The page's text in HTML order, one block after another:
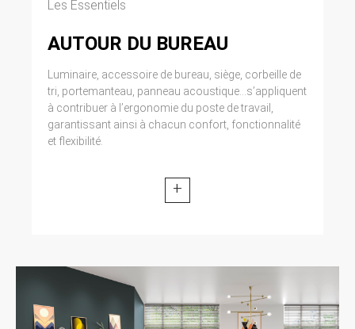
Les Essentiels
AUTOUR DU BUREAU
Luminaire, accessoire de bureau, siège, corbeille de
tri, portemanteau, panneau acoustique...s’appliquent
à contribuer à l’ergonomie du poste de travail,
garantissant ainsi à chacun confort, fonctionnalité
et flexibilité.
+